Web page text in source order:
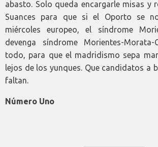
abasto. Solo queda encargarle misas y
Suances para que si el Oporto se
miércoles europeo, el síndrome
devenga síndrome Morientes-
todo, para que el madridismo sepa
lejos de los yunques. Que candidatos a
faltan.
Número Uno